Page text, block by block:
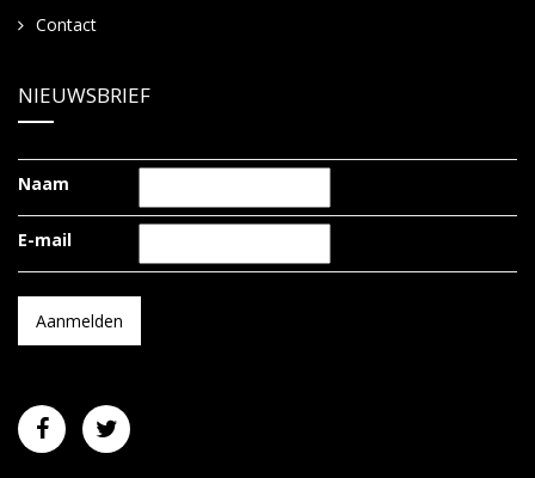
Contact
NIEUWSBRIEF
Naam
E-mail